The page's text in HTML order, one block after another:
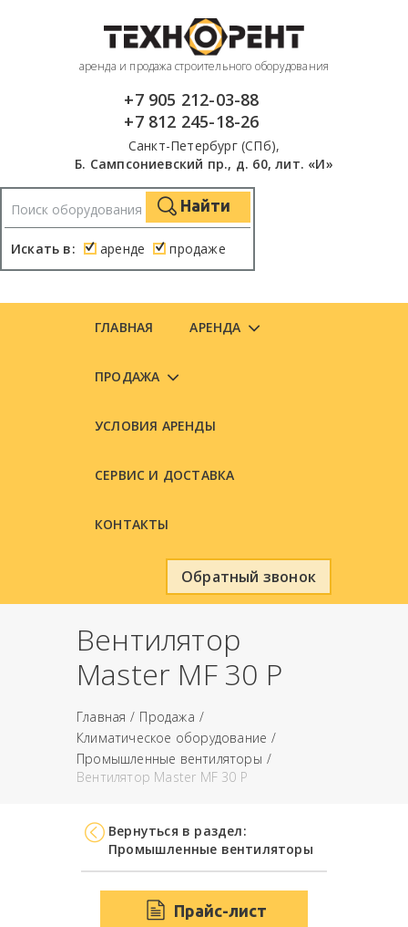
аренда и продажа строительного оборудования
+7 905 212-03-88
+7 812 245-18-26
Санкт-Петербург (СПб),
Б. Сампсониевский пр., д. 60, лит. «И»
Искать в: аренде продаже
Найти
ГЛАВНАЯ АРЕНДА
ПРОДАЖА
УСЛОВИЯ АРЕНДЫ
СЕРВИС И ДОСТАВКА
КОНТАКТЫ
Обратный звонок
Вентилятор
Master MF 30 P
Главная
Продажа
Климатическое оборудование
Промышленные вентиляторы
Вентилятор Master MF 30 P
Вернуться в раздел:
Промышленные вентиляторы
Прайс-лист